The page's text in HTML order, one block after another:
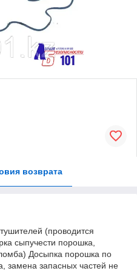
возврата
(проводится
сыпучести порошка,
Досыпка порошка по
замена запасных частей не